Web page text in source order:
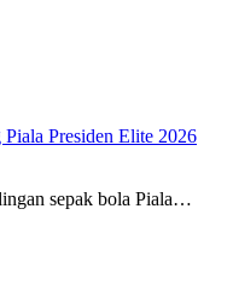
Presiden Elite 2026
sepak bola Piala…